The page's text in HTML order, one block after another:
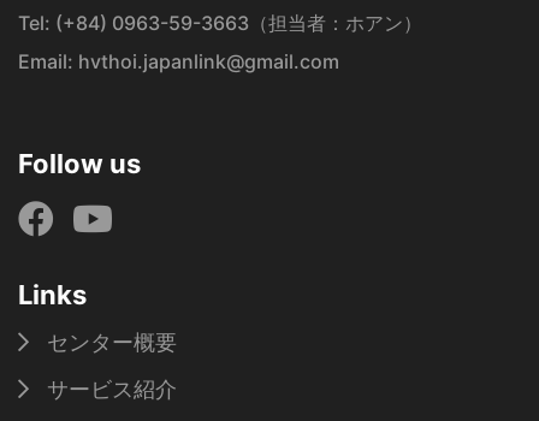
Tel: (+84) 0963-59-3663 （担当者：ホアン）
Email: hvthoi.japanlink@gmail.com
Follow us
Links
センター概要
サービス紹介